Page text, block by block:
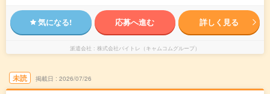
気になる! 応募へ進む 詳しく見る
派遣会社 株式会社バイトレ（キャムコムグループ）
未読 掲載日 2026/07/26